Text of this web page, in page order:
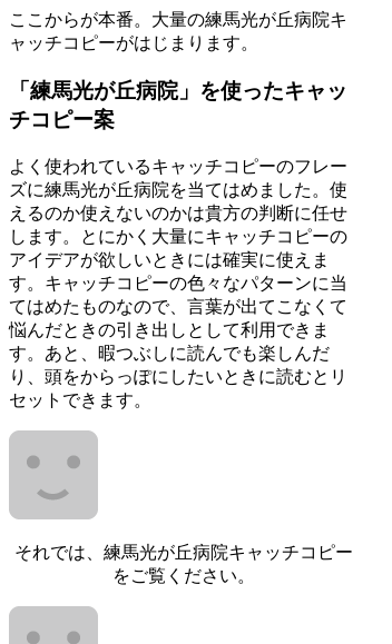
ここからが本番。大量の練馬光が丘病院キ
ャッチコピーがはじまります。
「練馬光が丘病院」を使ったキャッ
チコピー案
よく使われているキャッチコピーのフレー
ズに練馬光が丘病院を当てはめました。使
えるのか使えないのかは貴方の判断に任せ
します。とにかく大量にキャッチコピーの
アイデアが欲しいときには確実に使えま
す。キャッチコピーの色々なパターンに当
てはめたものなので、言葉が出てこなくて
悩んだときの引き出しとして利用できま
す。あと、暇つぶしに読んでも楽しんだ
り、頭をからっぽにしたいときに読むとリ
セットできます。
それでは、練馬光が丘病院キャッチコピー
をご覧ください。